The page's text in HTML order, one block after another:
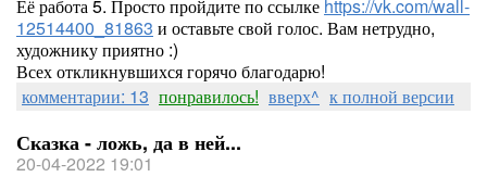
Её работа 5. Просто пройдите по ссылке https://vk.com/wall-
12514400_81863 и оставьте свой голос. Вам нетрудно,
художнику приятно :)
Всех откликнувшихся горячо благодарю!
комментарии: 13 понравилось! вверх^ к полной версии
Сказка - ложь, да в ней...
20-04-2022 19:01